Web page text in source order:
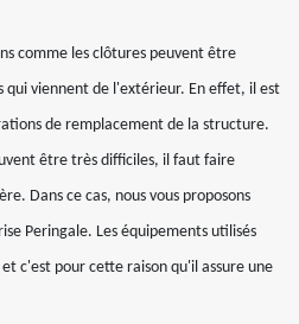
comme les clôtures peuvent être
qui viennent de l'extérieur. En effet, il est
de remplacement de la structure.
être très difficiles, il faut faire
Dans ce cas, nous vous proposons
Peringale. Les équipements utilisés
c'est pour cette raison qu'il assure une